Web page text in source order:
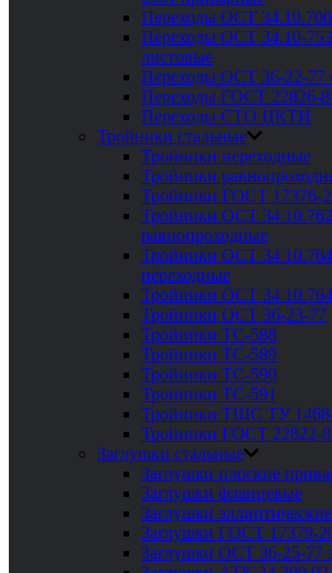
Переходы ОСТ
Переходы ОСТ 34.10-
листовые
Переходы ОСТ 36-22-77
Переходы ГОСТ 22826-
Переходы СТО ЦКТИ
Тройники стальные
Тройники переходные
Тройники
Тройники ГОСТ 17376-
Тройники ОСТ 34
равнопроходные
Тройники ОСТ 34
переходные
Тройники ОСТ 34
Тройники ОСТ 36-23-77
Тройники ТС-588
Тройники ТС-589
Тройники ТС-590
Тройники ТС-591
Тройники ТШС ТУ 1468-
Тройники ГОСТ 22822-
Заглушки стальные
Заглушки плоские
Заглушки фланцевые
Заглушки
Заглушки ГОСТ 17379-
Заглушки ОСТ 36-25-77